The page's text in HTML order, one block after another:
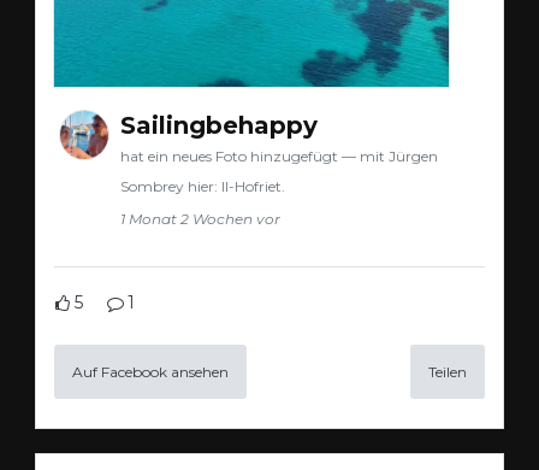
Sailingbehappy
hat ein neues Foto hinzugefügt — mit Jürgen
Sombrey hier: Il-Hofriet.
1 Monat 2 Wochen vor
5 1
Auf Facebook ansehen Teilen